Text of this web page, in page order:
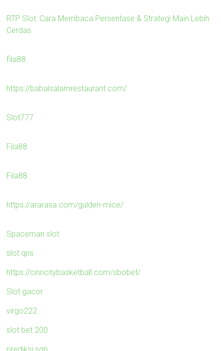
RTP Slot: Cara Membaca Persentase & Strategi Main Lebih
Cerdas
fila88
https://babalsalamrestaurant.com/
Slot777
Fila88
Fila88
https://ararasa.com/gulden-mice/
Spaceman slot
slot qris
https://cinncitybasketball.com/sbobet/
Slot gacor
virgo222
slot bet 200
prediksi sgp